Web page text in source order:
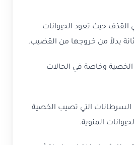
حيث تعود الحيوانات
بدلاً من خروجها من القضيب.
وخاصة في الحالات
التي تصيب الخصية
المنوية.